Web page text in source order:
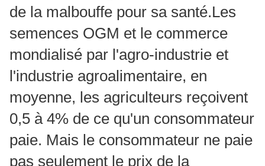
de la malbouffe pour sa santé.Les
semences OGM et le commerce
mondialisé par l'agro-industrie et
l'industrie agroalimentaire, en
moyenne, les agriculteurs reçoivent
0,5 à 4% de ce qu'un consommateur
paie. Mais le consommateur ne paie
pas seulement le prix de la